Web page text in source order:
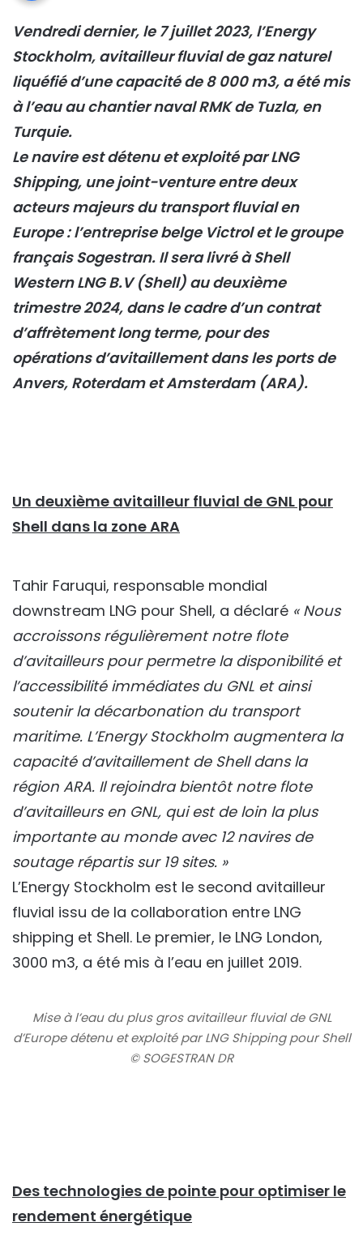
Vendredi dernier, le 7 juillet 2023, l’Energy
Stockholm, avitailleur fluvial de gaz naturel
liquéfié d’une capacité de 8 000 m3, a été mis
à l’eau au chantier naval RMK de Tuzla, en
Turquie.
Le navire est détenu et exploité par LNG
Shipping, une joint-venture entre deux
acteurs majeurs du transport fluvial en
Europe : l’entreprise belge Victrol et le groupe
français Sogestran. Il sera livré à Shell
Western LNG B.V (Shell) au deuxième
trimestre 2024, dans le cadre d’un contrat
d’affrètement long terme, pour des
opérations d’avitaillement dans les ports de
Anvers, Roterdam et Amsterdam (ARA).
Un deuxième avitailleur fluvial de GNL pour
Shell dans la zone ARA
Tahir Faruqui, responsable mondial
downstream LNG pour Shell, a déclaré « Nous
accroissons régulièrement notre flote
d’avitailleurs pour permetre la disponibilité et
l’accessibilité immédiates du GNL et ainsi
soutenir la décarbonation du transport
maritime. L’Energy Stockholm augmentera la
capacité d’avitaillement de Shell dans la
région ARA. Il rejoindra bientôt notre flote
d’avitailleurs en GNL, qui est de loin la plus
importante au monde avec 12 navires de
soutage répartis sur 19 sites. »
L’Energy Stockholm est le second avitailleur
fluvial issu de la collaboration entre LNG
shipping et Shell. Le premier, le LNG London,
3000 m3, a été mis à l’eau en juillet 2019.
Mise à l’eau du plus gros avitailleur fluvial de GNL
d’Europe détenu et exploité par LNG Shipping pour Shell
© SOGESTRAN DR
Des technologies de pointe pour optimiser le
rendement énergétique